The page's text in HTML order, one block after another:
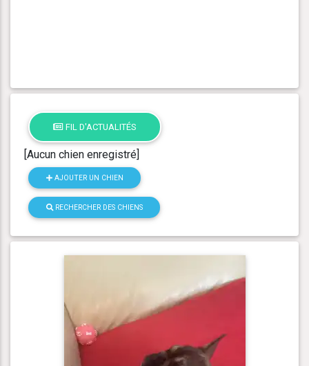
FIL D'ACTUALITÉS
[Aucun chien enregistré]
AJOUTER UN CHIEN
RECHERCHER DES CHIENS